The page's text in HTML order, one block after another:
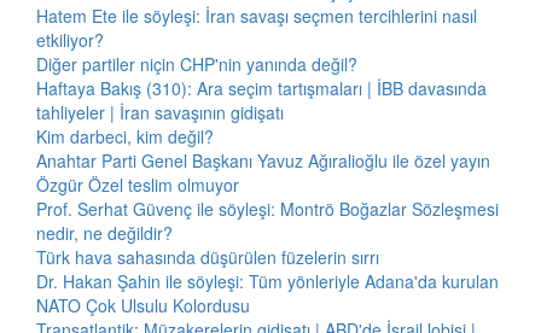
Hatem Ete ile söyleşi: İran savaşı seçmen tercihlerini nasıl
etkiliyor?
Diğer partiler niçin CHP'nin yanında değil?
Haftaya Bakış (310): Ara seçim tartışmaları | İBB davasında
tahliyeler | İran savaşının gidişatı
Kim darbeci, kim değil?
Anahtar Parti Genel Başkanı Yavuz Ağıralioğlu ile özel yayın
Özgür Özel teslim olmuyor
Prof. Serhat Güvenç ile söyleşi: Montrö Boğazlar Sözleşmesi
nedir, ne değildir?
Türk hava sahasında düşürülen füzelerin sırrı
Dr. Hakan Şahin ile söyleşi: Tüm yönleriyle Adana'da kurulan
NATO Çok Ulsulu Kolordusu